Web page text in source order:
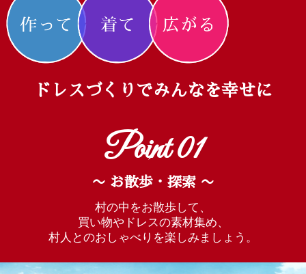
ドレスづくりでみんなを幸せに
Point 01
〜 お散歩・探索 〜
村の中をお散歩して、
買い物やドレスの素材集め、
村人とのおしゃべりを楽しみましょう。